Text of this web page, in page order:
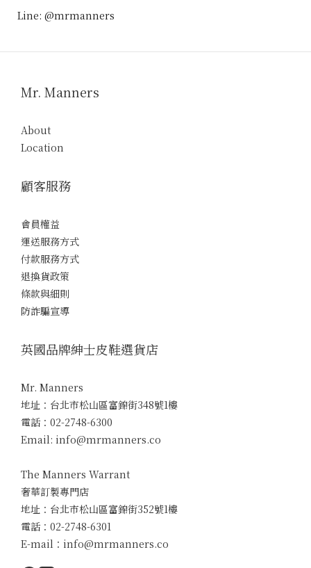
Line: @mrmanners
Mr. Manners
About
Location
顧客服務
會員權益
運送服務方式
付款服務方式
退換貨政策
條款與細則
防詐騙宣導
英國品牌紳士皮鞋選貨店
Mr. Manners
地址：台北市松山區富錦街348號1樓
電話：02-2748-6300
Email: info@mrmanners.co
The Manners Warrant
奢華訂製專門店
地址：台北市松山區富錦街352號1樓
電話：02-2748-6301
E-mail：info@mrmanners.co